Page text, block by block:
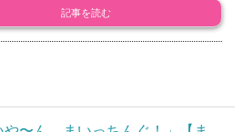
記事を読む